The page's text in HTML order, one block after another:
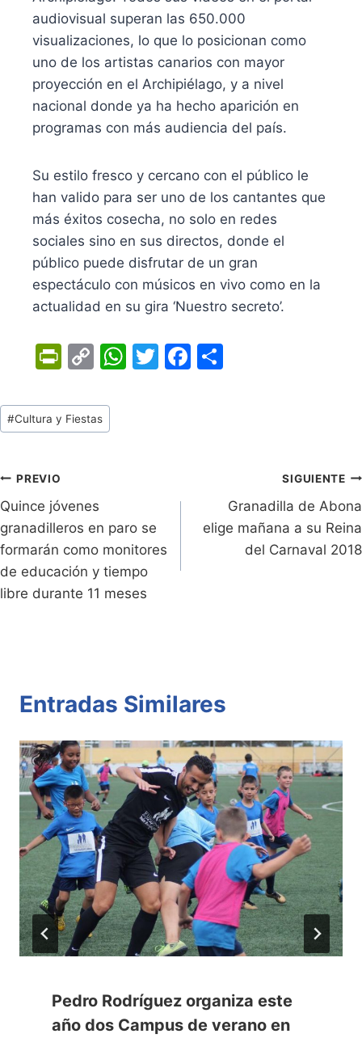
audiovisual superan las 650.000
visualizaciones, lo que lo posicionan como
uno de los artistas canarios con mayor
proyección en el Archipiélago, y a nivel
nacional donde ya ha hecho aparición en
programas con más audiencia del país.
Su estilo fresco y cercano con el público le
han valido para ser uno de los cantantes que
más éxitos cosecha, no solo en redes
sociales sino en sus directos, donde el
público puede disfrutar de un gran
espectáculo con músicos en vivo como en la
actualidad en su gira ‘Nuestro secreto’.
Pr
tF
ri
dl
y
C
p
y
k
W T
F
k
Tags
de
#Cultura y Fiestas
Navegación
de
entradas
PREVIO
Quince jóvenes
granadilleros en paro se
formarán como monitores
de educación y tiempo
libre durante 11 meses
SIGUIENTE
Granadilla de Abona
elige mañana a su Reina
del Carnaval 2018
Entradas Similares
Pedro Rodríguez organiza este
año dos Campus de verano en